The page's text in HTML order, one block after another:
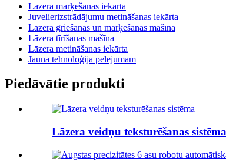
Lāzera marķēšanas iekārta
Juvelierizstrādājumu metināšanas iekārta
Lāzera griešanas un marķēšanas mašīna
Lāzera tīrīšanas mašīna
Lāzera metināšanas iekārta
Jauna tehnoloģija pelējumam
Piedāvātie produkti
Lāzera veidņu teksturēšanas sistēma